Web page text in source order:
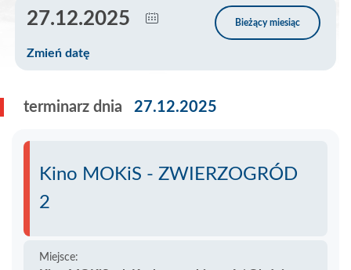
Zmień datę
terminarz dnia 27.12.2025
Kino MOKiS - ZWIERZOGRÓD
2
Miejsce: